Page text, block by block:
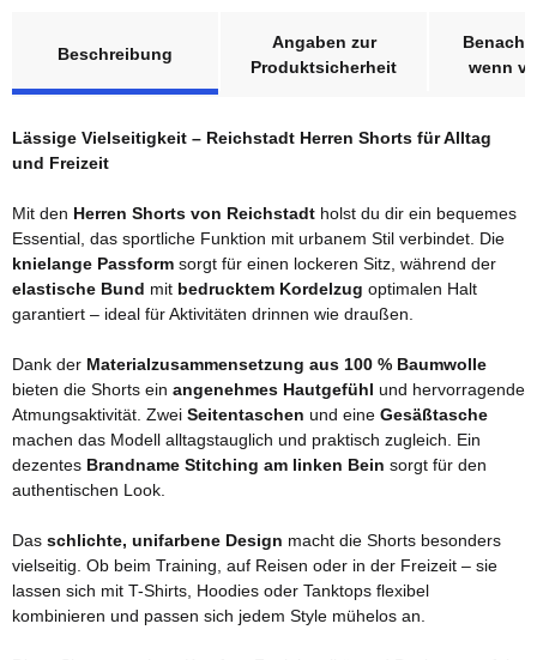
Beschreibung
Angaben zur
Produktsicherheit
wenn
Lässige Vielseitigkeit – Reichstadt Herren Shorts für Alltag
und Freizeit
Mit den Herren Shorts von Reichstadt holst du dir ein bequemes
Essential, das sportliche Funktion mit urbanem Stil verbindet. Die
knielange Passform sorgt für einen lockeren Sitz, während der
elastische Bund mit bedrucktem Kordelzug optimalen Halt
garantiert – ideal für Aktivitäten drinnen wie draußen.
Dank der Materialzusammensetzung aus 100 % Baumwolle
bieten die Shorts ein angenehmes Hautgefühl und hervorragende
Atmungsaktivität. Zwei Seitentaschen und eine Gesäßtasche
machen das Modell alltagstauglich und praktisch zugleich. Ein
dezentes Brandname Stitching am linken Bein sorgt für den
authentischen Look.
Das schlichte, unifarbene Design macht die Shorts besonders
vielseitig. Ob beim Training, auf Reisen oder in der Freizeit – sie
lassen sich mit T-Shirts, Hoodies oder Tanktops flexibel
kombinieren und passen sich jedem Style mühelos an.